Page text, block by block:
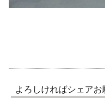
よろしければシェアお